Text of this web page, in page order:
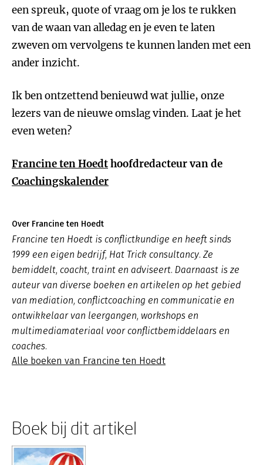
een spreuk, quote of vraag om je los te rukken
van de waan van alledag en je even te laten
zweven om vervolgens te kunnen landen met een
ander inzicht.
Ik ben ontzettend benieuwd wat jullie, onze
lezers van de nieuwe omslag vinden. Laat je het
even weten?
Francine ten Hoedthoofdredacteur van de
Coachingskalender
Over Francine ten Hoedt
Francine ten Hoedt is conflictkundige en heeft sinds
1999 een eigen bedrijf, Hat Trick consultancy. Ze
bemiddelt, coacht, traint en adviseert. Daarnaast is ze
auteur van diverse boeken en artikelen op het gebied
van mediation, conflictcoaching en communicatie en
ontwikkelaar van leergangen, workshops en
multimediamateriaal voor conflictbemiddelaars en
coaches.
Alle boeken van Francine ten Hoedt
Boek bij dit artikel